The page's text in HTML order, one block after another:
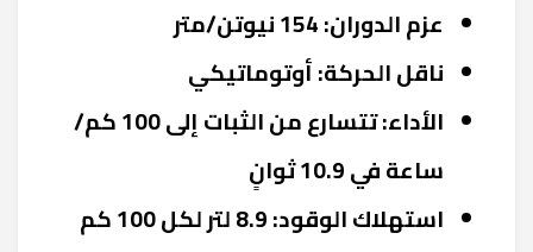
عزم الدوران: 154 نيوتن/متر
ناقل الحركة: أوتوماتيكي
الأداء: تتسارع من الثبات إلى 100 كم/
ساعة في 10.9 ثوانٍ
استهلاك الوقود: 8.9 لتر لكل 100 كم